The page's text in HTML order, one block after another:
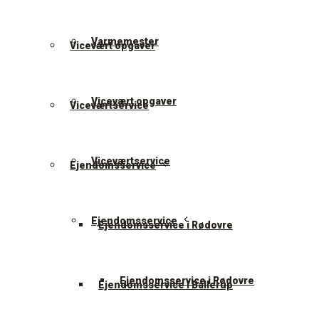
Varmemester
Vicevært opgaver
Viceværtservice
Ejendomsservice
Ejendomsservice i Rødovre
Vicevært opgaver
Viceværtservice
Ejendomsservice
Ejendomsservice i Rødovre
Ejendomsservice i Ballerup